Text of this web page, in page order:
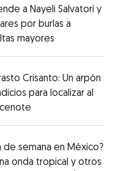
a Nayeli Salvatori y
por burlas a
mayores
Crisanto: Un arpón
para localizar al
de semana en México?
onda tropical y otros